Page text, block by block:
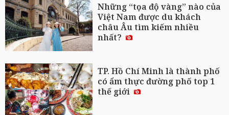
Những “tọa độ vàng” nào của
Việt Nam được du khách
châu Âu tìm kiếm nhiều
nhất?
TP. Hồ Chí Minh là thành phố
có ẩm thực đường phố top 1
thế giới